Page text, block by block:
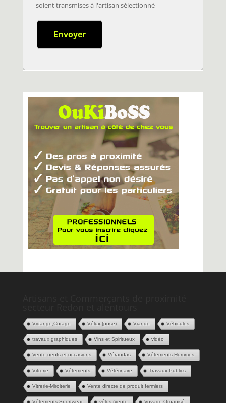
soient transmises à l'artisan sélectionné
Vidange,Curage Vélux (pose) Viande Véhicules
travaux graphiques Vins et Spiritueux vidéo
Vente neufs et occasions Vérandas Vêtements Hommes
Vitrerie Vêtements Vétérinaire Travaux Publics
Vitrerie-Miroiterie Vente directe de produit fermiers
Vêtements Sportwear vélos (vente Voyage Organisé